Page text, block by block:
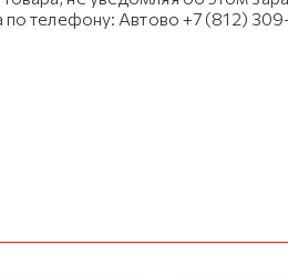
по телефону: Автово +7 (812)